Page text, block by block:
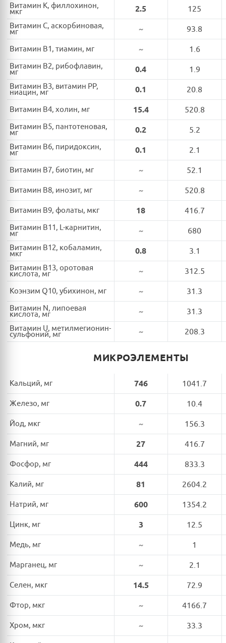
Витамин K, филлохинон,
мкг 2.5 125
Витамин C, аскорбиновая,
мг ~ 93.8
Витамин B1, тиамин, мг ~ 1.6
Витамин B2, рибофлавин,
мг 0.4 1.9
Витамин B3, витамин PP,
ниацин, мг 0.1 20.8
Витамин B4, холин, мг 15.4 520.8
Витамин B5, пантотеновая,
мг 0.2 5.2
Витамин B6, пиридоксин,
мг 0.1 2.1
Витамин B7, биотин, мг ~ 52.1
Витамин B8, инозит, мг ~ 520.8
Витамин B9, фолаты, мкг 18 416.7
Витамин B11, L-карнитин,
мг ~ 680
Витамин B12, кобаламин,
мкг 0.8 3.1
Витамин B13, оротовая
кислота, мг ~ 312.5
Коэнзим Q10, убихинон, мг ~ 31.3
Витамин N, липоевая
кислота, мг ~ 31.3
Витамин U, метилмегионин-
сульфоний, мг ~ 208.3
МИКРОЭЛЕМЕНТЫ
Кальций, мг 746 1041.7
Железо, мг 0.7 10.4
Йод, мкг ~ 156.3
Магний, мг 27 416.7
Фосфор, мг 444 833.3
Калий, мг 81 2604.2
Натрий, мг 600 1354.2
Цинк, мг 3 12.5
Медь, мг ~ 1
Марганец, мг ~ 2.1
Селен, мкг 14.5 72.9
Фтор, мкг ~ 4166.7
Хром, мкг ~ 33.3